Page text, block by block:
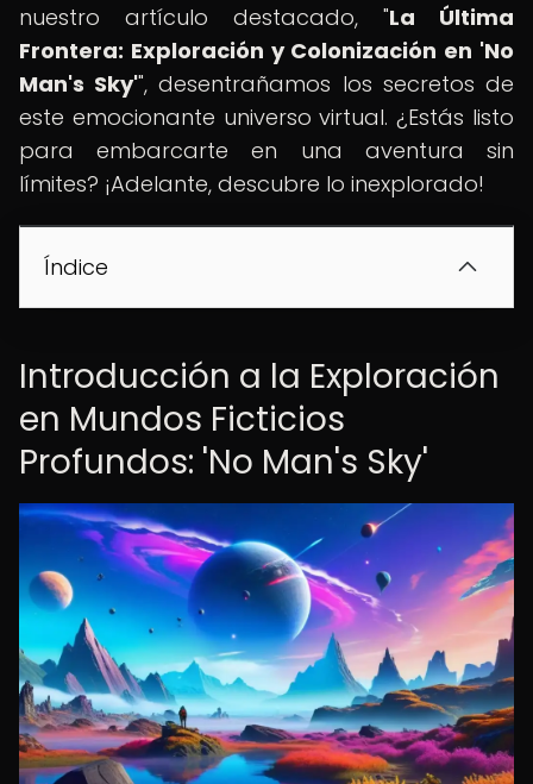
nuestro artículo destacado, "La Última
Frontera: Exploración y Colonización en 'No
Man's Sky'", desentrañamos los secretos de
este emocionante universo virtual. ¿Estás listo
para embarcarte en una aventura sin
límites? ¡Adelante, descubre lo inexplorado!
Índice
Introducción a la Exploración
en Mundos Ficticios
Profundos: 'No Man's Sky'